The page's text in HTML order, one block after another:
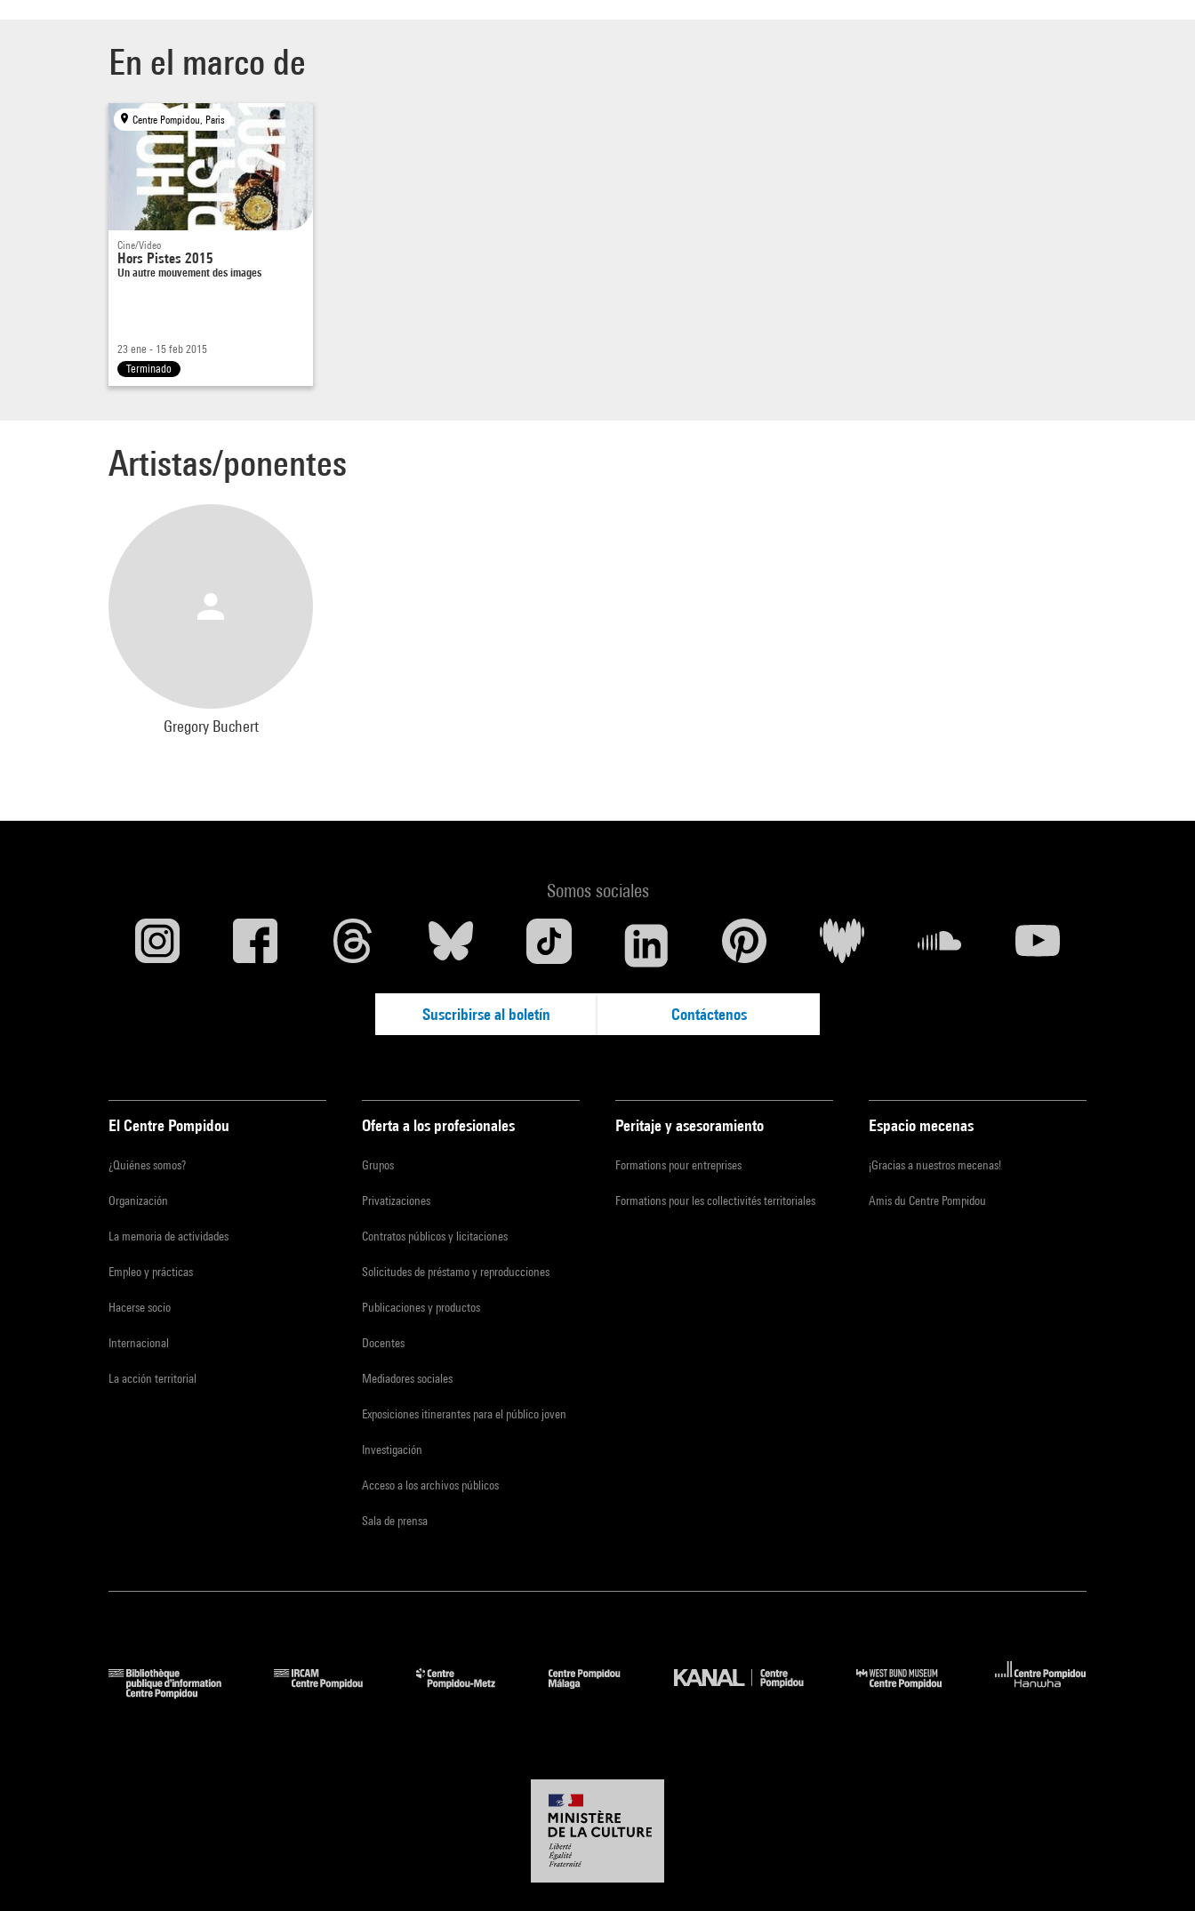
En el marco de
Centre Pompidou, Paris
Cine/Video
Hors Pistes 2015
Un autre mouvement des images
23 ene - 15 feb 2015
Terminado
Artistas/ponentes
Gregory Buchert
Somos sociales
Suscribirse al boletín Contáctenos
El Centre Pompidou
¿Quiénes somos?
Organización
La memoria de actividades
Empleo y prácticas
Hacerse socio
Internacional
La acción territorial
Oferta a los profesionales
Grupos
Privatizaciones
Contratos públicos y licitaciones
Solicitudes de préstamo y reproducciones
Publicaciones y productos
Docentes
Mediadores sociales
Exposiciones itinerantes para el público joven
Investigación
Acceso a los archivos públicos
Sala de prensa
Peritaje y asesoramiento
Formations pour entreprises
Formations pour les collectivités territoriales
Espacio mecenas
¡Gracias a nuestros mecenas!
Amis du Centre Pompidou